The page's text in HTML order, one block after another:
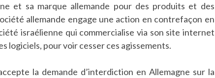
et sa marque allemande pour des produits et des
allemande engage une action en contrefaçon en
israélienne qui commercialise via son site internet
logiciels, pour voir cesser ces agissements.
la demande d’interdiction en Allemagne sur la